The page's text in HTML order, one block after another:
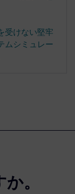
受けない堅牢
ムシミュレー
。